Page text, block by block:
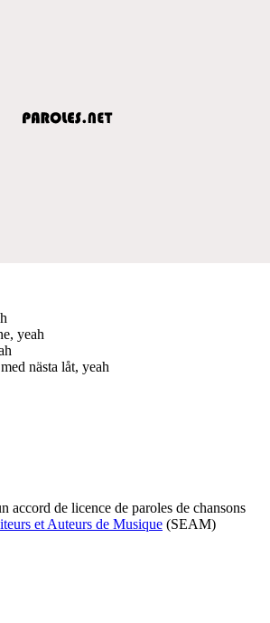
yeah
nästa låt, yeah
accord de licence de paroles de chansons
et Auteurs de Musique (SEAM)